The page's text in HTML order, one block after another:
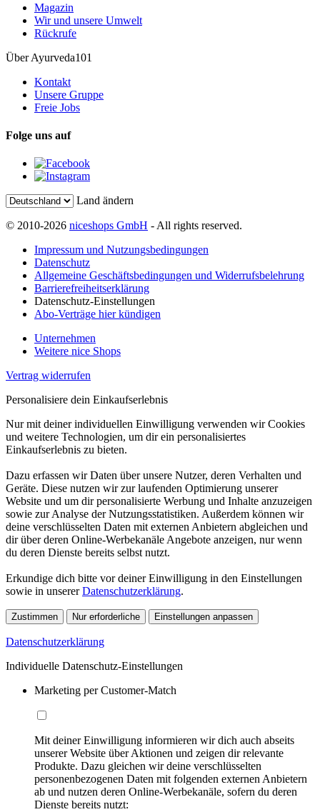
Magazin
Wir und unsere Umwelt
Rückrufe
Über Ayurveda101
Kontakt
Unsere Gruppe
Freie Jobs
Folge uns auf
Land ändern
© 2010-2026 niceshops GmbH - All rights reserved.
Impressum und Nutzungsbedingungen
Datenschutz
Allgemeine Geschäftsbedingungen und Widerrufsbelehrung
Barrierefreiheitserklärung
Datenschutz-Einstellungen
Abo-Verträge hier kündigen
Unternehmen
Weitere nice Shops
Vertrag widerrufen
Personalisiere dein Einkaufserlebnis
Nur mit deiner individuellen Einwilligung verwenden wir Cookies
und weitere Technologien, um dir ein personalisiertes
Einkaufserlebnis zu bieten.
Dazu erfassen wir Daten über unsere Nutzer, deren Verhalten und
Geräte. Diese nutzen wir zur laufenden Optimierung unserer
Website und um dir personalisierte Werbung und Inhalte anzuzeigen
sowie zur Analyse der Nutzungsstatistiken. Außerdem können wir
deine verschlüsselten Daten mit externen Anbietern abgleichen und
dir über deren Online-Werbekanäle Angebote anzeigen, nur wenn
du deren Dienste bereits selbst nutzt.
Erkundige dich bitte vor deiner Einwilligung in den Einstellungen
sowie in unsererDatenschutzerklärung.
Zustimmen Nur erforderliche Einstellungen anpassen
Datenschutzerklärung
Individuelle Datenschutz-Einstellungen
Marketing per Customer-Match
Mit deiner Einwilligung informieren wir dich auch abseits
unserer Website über Aktionen und zeigen dir relevante
Produkte. Dazu gleichen wir deine verschlüsselten
personenbezogenen Daten mit folgenden externen Anbietern
ab und nutzen deren Online-Werbekanäle, sofern du deren
Dienste bereits nutzt: